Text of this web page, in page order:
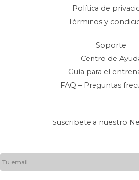
Política de
Términos y
Soporte
Centro de
Guía para el
FAQ – Preguntas
Suscríbete a nuestro